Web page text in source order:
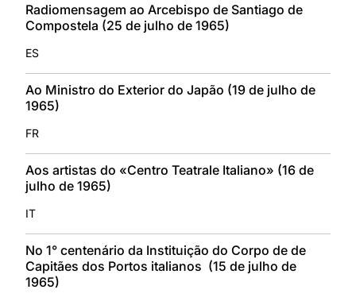
Radiomensagem ao Arcebispo de Santiago de
Compostela (25 de julho de 1965)
ES
Ao Ministro do Exterior do Japão (19 de julho de
1965)
FR
Aos artistas do «Centro Teatrale Italiano» (16 de
julho de 1965)
IT
No 1° centenário da Instituição do Corpo de de
Capitães dos Portos italianos (15 de julho de
1965)